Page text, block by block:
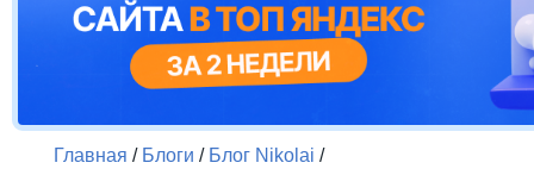
Главная / Блоги / Блог Nikolai /